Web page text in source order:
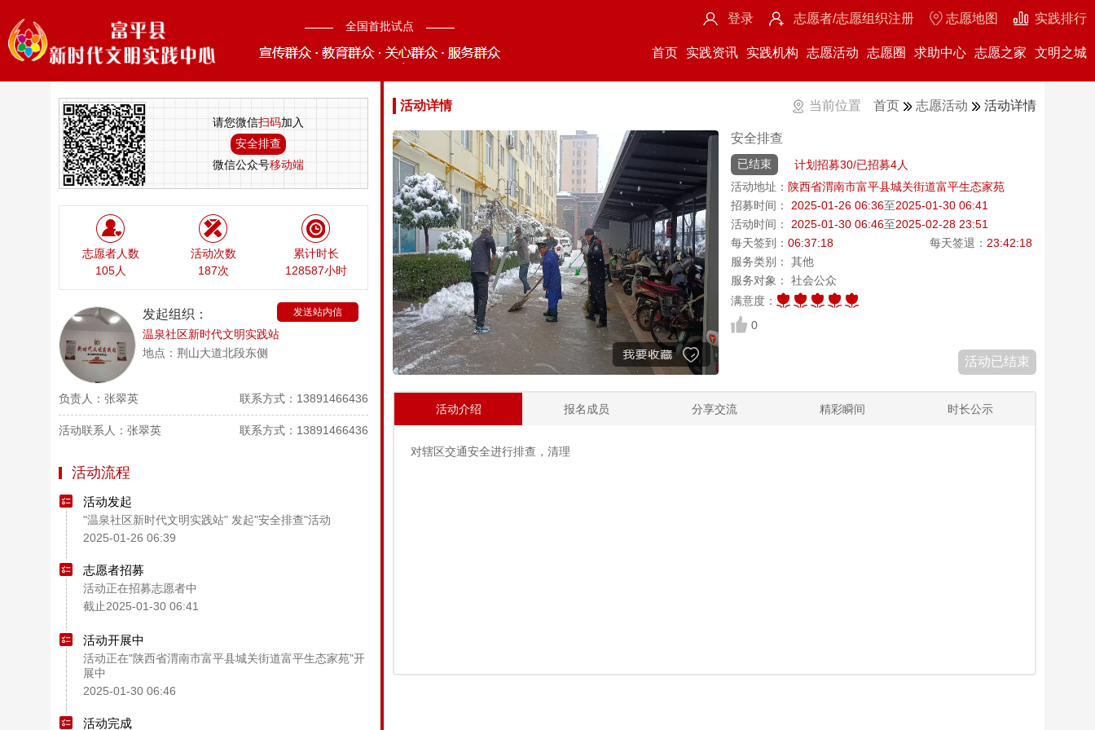
全国首批试点
登录 志愿者/志愿组织注册 志愿地图 实践排行
首页 实践资讯 实践机构 志愿活动 志愿圈 求助中心 志愿之家 文明之城
请您微信扫码加入
安全排查
微信公众号移动端
志愿者人数
105人
活动次数
187次
累计时长
128587小时
发起组织：
温泉社区新时代文明实践站
地点： 荆山大道北段东侧
发送站内信
负责人：张翠英 联系方式：13891466436
活动联系人：张翠英 联系方式：13891466436
活动流程
活动发起
"温泉社区新时代文明实践站" 发起"安全排查"活动
2025-01-26 06:39
志愿者招募
活动正在招募志愿者中
截止2025-01-30 06:41
活动开展中
活动正在"陕西省渭南市富平县城关街道富平生态家苑"开
展中
2025-01-30 06:46
活动完成
活动详情 当前位置 首页 志愿活动 活动详情
安全排查
已结束
计划招募30/已招募4人
活动地址： 陕西省渭南市富平县城关街道富平生态家苑
招募时间：
2025-01-26 06:36至2025-01-30 06:41
活动时间：
2025-01-30 06:46至2025-02-28 23:51
每天签到： 06:37:18 每天签退： 23:42:18
服务类别： 其他
服务对象： 社会公众
满意度：
0
活动已结束
活动介绍 报名成员 分享交流 精彩瞬间 时长公示
对辖区交通安全进行排查，清理